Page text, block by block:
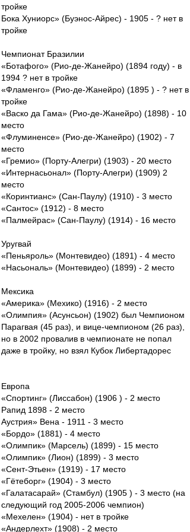
тройке
Бока Хуниорс» (Буэнос-Айрес) - 1905 - ? нет в
тройке
Чемпионат Бразилии
«Ботафого» (Рио-де-Жанейро) (1894 году) - в
1994 ? нет в тройке
«Фламенго» (Рио-де-Жанейро) (1895 ) - ? нет в
тройке
«Васко да Гама» (Рио-де-Жанейро) (1898) - 10
место
«Флуминенсе» (Рио-де-Жанейро) (1902) - 7
место
«Гремио» (Порту-Алегри) (1903) - 20 место
«Интернасьонал» (Порту-Алегри) (1909) 2
место
«Коринтианс» (Сан-Паулу) (1910) - 3 место
«Сантос» (1912) - 8 место
«Палмейрас» (Сан-Паулу) (1914) - 16 место
Уругвай
«Пеньяроль» (Монтевидео) (1891) - 4 место
«Насьональ» (Монтевидео) (1899) - 2 место
Мексика
«Америка» (Мехико) (1916) - 2 место
«Олимпия» (Асунсьон) (1902) был Чемпионом
Парагвая (45 раз), и вице-чемпионом (26 раз),
но в 2002 провалив в чемпионате не попал
даже в тройку, но взял Кубок Либертадорес
Европа
«Спортинг» (Лиссабон) (1906 ) - 2 место
Рапид 1898 - 2 место
Аустрия» Вена - 1911 - 3 место
«Бордо» (1881) - 4 место
«Олимпик» (Марсель) (1899) - 15 место
«Олимпик» (Лион) (1899) - 3 место
«Сент-Этьен» (1919) - 17 место
«Гётеборг» (1904) - 3 место
«Галатасарай» (Стамбул) (1905 ) - 3 место (на
следующий год 2005-2006 чемпион)
«Мехелен» (1904) - нет в тройке
«Андерлехт» (1908) - 2 место